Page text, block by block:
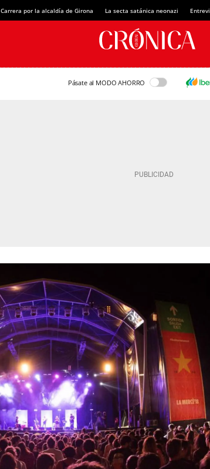
Carrera por la alcaldía de Girona La secta satánica neonazi
Pásate al MODO AHORRO